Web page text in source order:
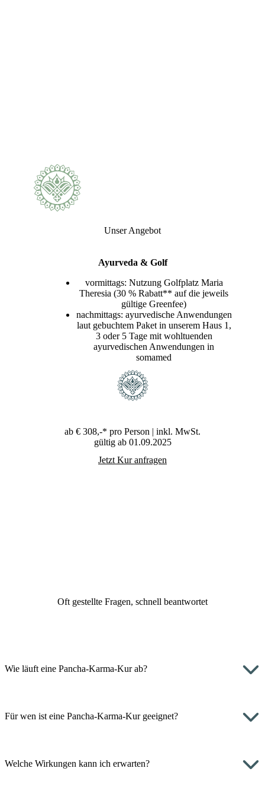
AVAGAHAN SVEDANA –
Wärmeanwendungen sind in der Pancha Karma
Öffnen der Shrotas (feinste Körperkanäle). Dazu
eignet sich ein Thermalwannenbad mit unserem
Thermalwasser aus der Dreikönigsquelle Haag
Unser Angebot
Ayurveda & Golf
vormittags: Nutzung Golfplatz Maria
Theresia (30 % Rabatt** auf die jeweils
gültige Greenfee)
nachmittags: ayurvedische Anwendungen
laut gebuchtem Paket in unserem Haus 1,
3 oder 5 Tage mit wohltuenden
ayurvedischen Anwendungen in
somamed
ab € 308,-* pro Person | inkl. MwSt.
gültig ab 01.09.2025
Jetzt Kur anfragen
Oft gestellte Fragen, schnell beantwortet
Wie läuft eine Pancha-Karma-Kur ab?
Für wen ist eine Pancha-Karma-Kur geeignet?
Welche Wirkungen kann ich erwarten?